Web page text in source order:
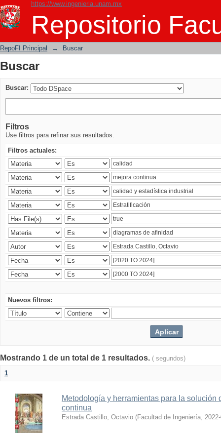
https://www.ingenieria.unam.mx
Repositorio
Buscar
RepoFI Principal → Buscar
Buscar
Buscar:
Filtros
Use filtros para refinar sus resultados.
Filtros actuales:
Nuevos filtros:
Mostrando 1 de un total de 1 resultados. ( segundos)
1
Metodología y herramientas para la solución
continua
Estrada Castillo, Octavio (Facultad de Ingeniería,